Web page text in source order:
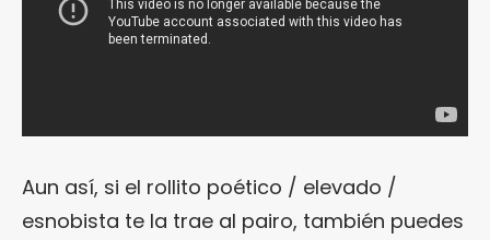
Aun así, si el rollito poético / elevado /
esnobista te la trae al pairo, también puedes